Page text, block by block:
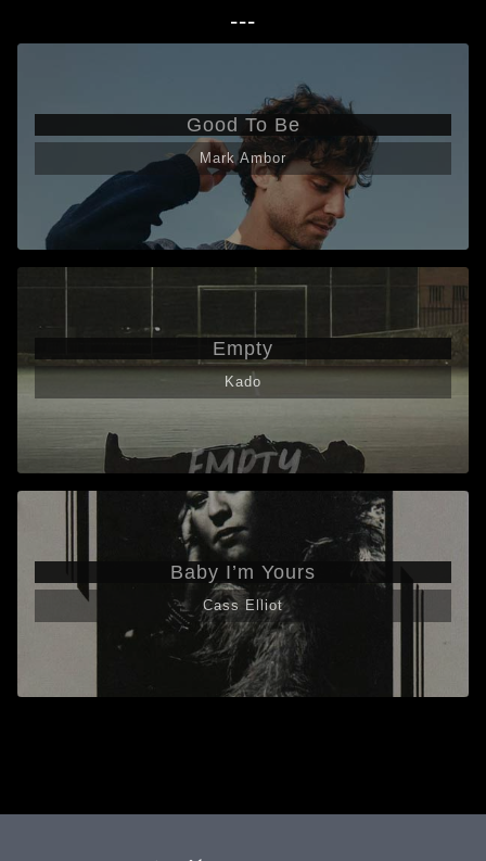
---
Good To Be
Mark Ambor
Empty
Kado
Baby I’m Yours
Cass Elliot